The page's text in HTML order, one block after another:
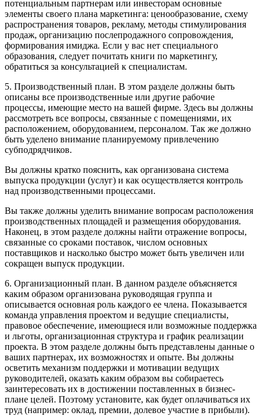
потенциальным партнерам или инвесторам основные
элементы своего плана маркетинга: ценообразование, схему
распространения товаров, рекламу, методы стимулирования
продаж, организацию послепродажного сопровождения,
формирования имиджа. Если у вас нет специального
образования, следует почитать книги по маркетингу,
обратиться за консультацией к специалистам.
5. Производственный план. В этом разделе должны быть
описаны все производственные или другие рабочие
процессы, имеющие место на вашей фирме. Здесь вы должны
рассмотреть все вопросы, связанные с помещениями, их
расположением, оборудованием, персоналом. Так же должно
быть уделено внимание планируемому привлечению
субподрядчиков.
Вы должны кратко пояснить, как организована система
выпуска продукции (услуг) и как осуществляется контроль
над производственными процессами.
Вы также должны уделить внимание вопросам расположения
производственных площадей и размещения оборудования.
Наконец, в этом разделе должны найти отражение вопросы,
связанные со сроками поставок, числом основных
поставщиков и насколько быстро может быть увеличен или
сокращен выпуск продукции.
6. Организационный план. В данном разделе объясняется
каким образом организована руководящая группа и
описывается основная роль каждого ее члена. Показывается
команда управления проектом и ведущие специалисты,
правовое обеспечение, имеющиеся или возможные поддержка
и льготы, организационная структура и график реализации
проекта. В этом разделе должны быть представлены данные о
ваших партнерах, их возможностях и опыте. Вы должны
осветить механизм поддержки и мотивации ведущих
руководителей, оказать каким образом вы собираетесь
заинтересовать их в достижении поставленных в бизнес-
плане целей. Поэтому установите, как будет оплачиваться их
труд (например: оклад, премии, долевое участие в прибыли).